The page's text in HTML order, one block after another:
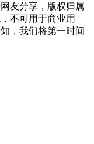
友分享，版权归属
不可用于商业用
，我们将第一时间